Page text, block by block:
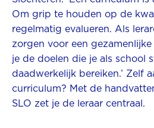
Om grip te houden op de
regelmatig evalueren. Als
zorgen voor een
je de doelen die je als school
daadwerkelijk bereiken.’ Zelf
curriculum? Met de
SLO zet je de leraar centraal.